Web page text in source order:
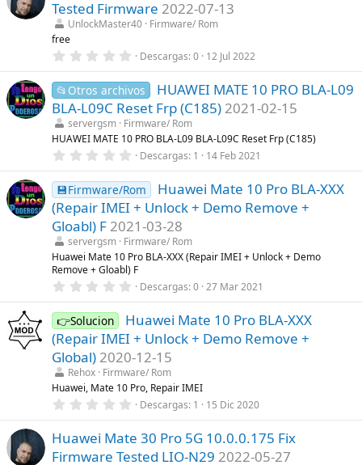
s
t
l
a
(
s
)
Tested Firmware 2022-07-13
UnlockMaster40 Firmware/ Rom
free
0
0
0
e
s
t
r
e
l
a
(
s
)
Descargas 0 12 Jul 2022
📂Otros archivos
HUAWEI MATE 10 PRO BLA-L09
BLA-L09C Reset Frp (C185) 2021-02-15
servergsm Firmware/ Rom
HUAWEI MATE 10 PRO BLA-L09 BLA-L09C Reset Frp (C185)
0
0
0
e
s
t
r
e
l
l
a
s
)
Descargas 1 14 Feb 2021
💾Firmware/Rom
Huawei Mate 10 Pro BLA-XXX
(Repair IMEI + Unlock + Demo Remove +
Gloabl) F 2021-03-28
servergsm Firmware/ Rom
Huawei Mate 10 Pro BLA-XXX (Repair IMEI + Unlock + Demo
Remove + Gloabl) F
0
0
0
e
s
r
e
l
a
(
s
)
Descargas 0 27 Mar 2021
👉Solucion
Huawei Mate 10 Pro BLA-XXX
(Repair IMEI + Unlock + Demo Remove +
Global) 2020-12-15
Rehox Firmware/ Rom
Huawei, Mate 10 Pro, Repair IMEI
0
0
0
e
s
Descargas 1 15 Dic 2020
Huawei Mate 30 Pro 5G 10.0.0.175 Fix
Firmware Tested LIO-N29 2022-05-27